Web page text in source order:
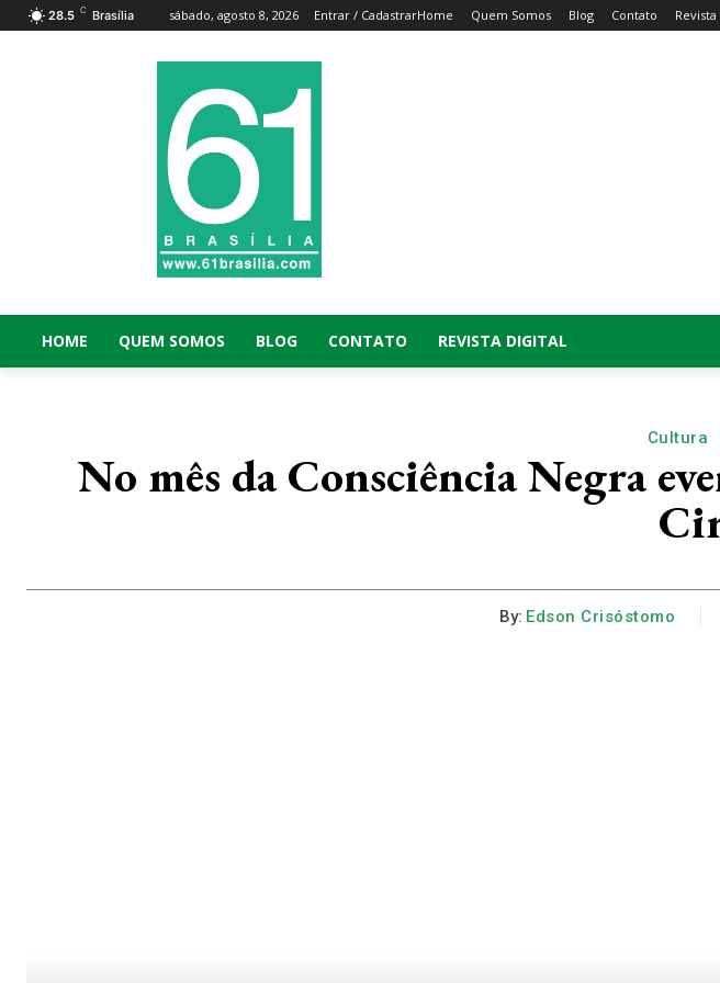
28.5 C Brasília sábado, agosto 8, 2026 Entrar / CadastrarHome Quem Somos Blog Contato
HOME QUEM SOMOS BLOG CONTATO REVISTA DIGITAL
Cultura
No mês da Consciência Negra
By: Edson Crisóstomo